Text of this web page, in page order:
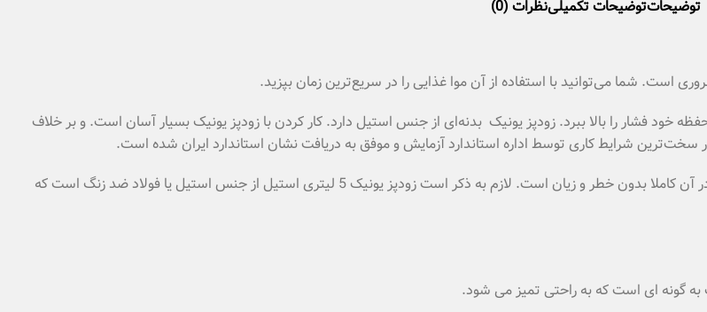
توضیحاتتوضیحات تکمیلینظرات (0)
است. شما می‌توانید با استفاده از آن موا غذایی را در سریع‌ترین زمان بپزید.
آب غذا، درون محفظه خود فشار را بالا ببرد. زودپز یونیک بدنه‌ای از جنس استیل دارد. کار کردن با زودپز یونیک بسیار آسان است. و بر خلاف
سخت‌ترین شرایط کاری توسط اداره استاندارد آزمایش و موفق به دریافت نشان استاندارد ایران شده است.
تمامی قطعات به کار رفته در این دستگاه به راحتی قابل شستشو هستند. و پختن غذا در آن کاملا بدون خطر و زیان است. لازم به ذکر است زودپز یونیک 5 لیتری استیل از جنس استیل یا فولاد ضد زنگ است که
گونه ای است که به راحتی تمیز می شود.